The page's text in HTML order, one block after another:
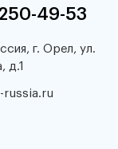
49-53
г. Орел, ул.
д.1
russia.ru